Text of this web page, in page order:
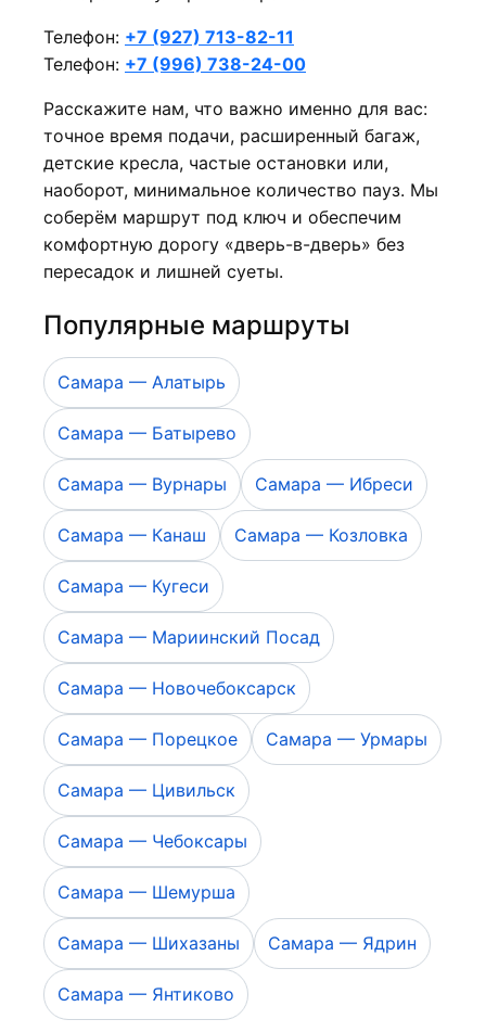
Телефон: +7 (927) 713-82-11
Телефон: +7 (996) 738-24-00
Расскажите нам, что важно именно для вас:
точное время подачи, расширенный багаж,
детские кресла, частые остановки или,
наоборот, минимальное количество пауз. Мы
соберём маршрут под ключ и обеспечим
комфортную дорогу «дверь-в-дверь» без
пересадок и лишней суеты.
Популярные маршруты
Самара — Алатырь
Самара — Батырево
Самара — Вурнары Самара — Ибреси
Самара — Канаш Самара — Козловка
Самара — Кугеси
Самара — Мариинский Посад
Самара — Новочебоксарск
Самара — Порецкое Самара — Урмары
Самара — Цивильск
Самара — Чебоксары
Самара — Шемурша
Самара — Шихазаны Самара — Ядрин
Самара — Янтиково